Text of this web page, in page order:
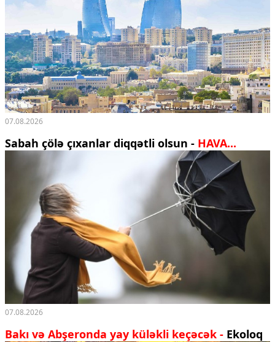
07.08.2026
Sabah çölə çıxanlar diqqətli olsun - HAVA...
07.08.2026
Bakı və Abşeronda yay küləkli keçəcək - Ekoloq